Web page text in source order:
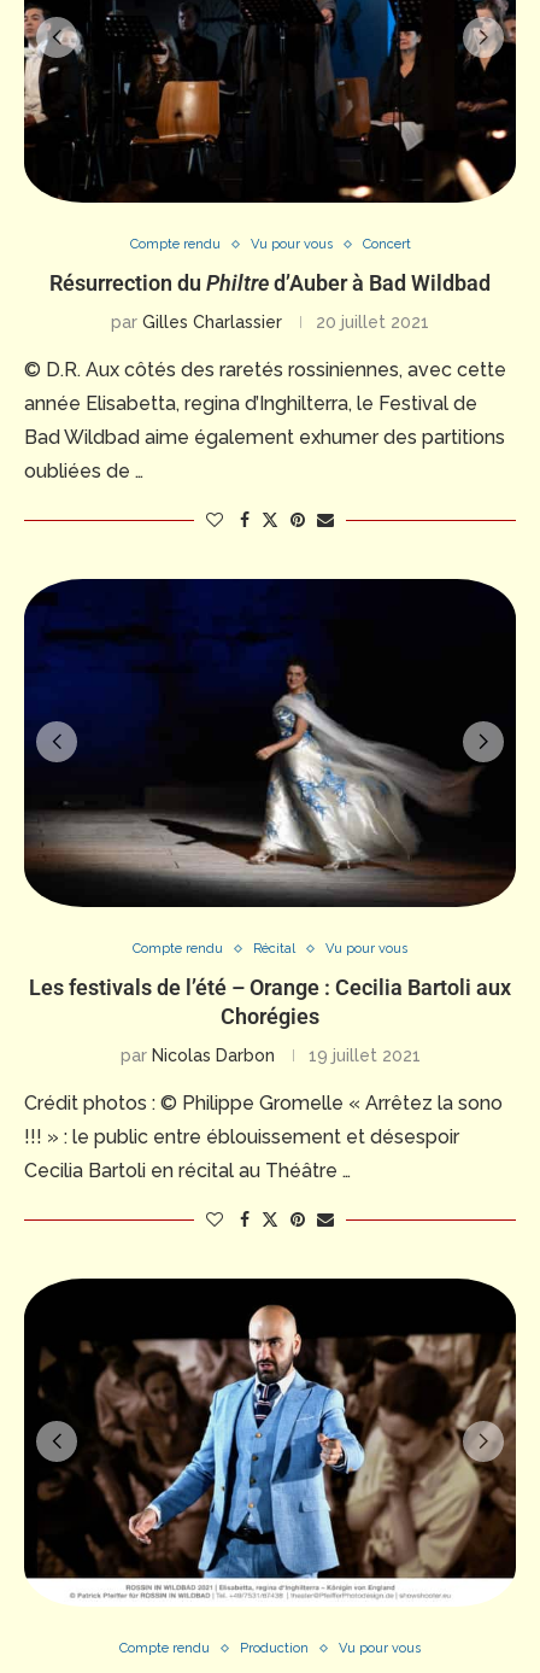
Compte rendu Vu pour vous Concert
Résurrection du Philtred’Auber à Bad Wildbad
par Gilles Charlassier 20 juillet 2021
© D.R. Aux côtés des raretés rossiniennes, avec cette
année Elisabetta, regina d’Inghilterra, le Festival de
Bad Wildbad aime également exhumer des partitions
oubliées de …
Compte rendu Récital Vu pour vous
Les festivals de l’été – Orange : Cecilia Bartoli aux
Chorégies
par Nicolas Darbon 19 juillet 2021
Crédit photos : © Philippe Gromelle « Arrêtez la sono
!!! » : le public entre éblouissement et désespoir
Cecilia Bartoli en récital au Théâtre …
Compte rendu Production Vu pour vous